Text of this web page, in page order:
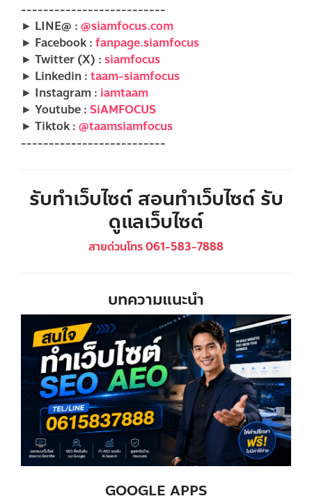
--------------------------
► LINE@ : @siamfocus.com
► Facebook : fanpage.siamfocus
► Twitter (X) : siamfocus
► Linkedin : taam-siamfocus
► Instagram : iamtaam
► Youtube : SiAMFOCUS
► Tiktok : @taamsiamfocus
--------------------------
รับทำเว็บไซต์ สอนทำเว็บไซต์ รับ
ดูแลเว็บไซต์
สายด่วนโทร 061-583-7888
บทความแนะนำ
GOOGLE APPS